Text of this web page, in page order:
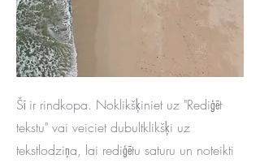
Šī ir rindkopa. Noklikšķiniet uz "Rediģēt
tekstu" vai veiciet dubultklikšķi uz
tekstlodziņa, lai rediģētu saturu un noteikti